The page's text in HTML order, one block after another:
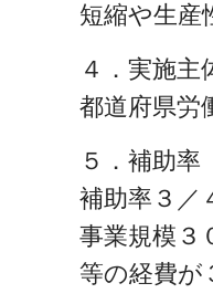
短縮や生産
４．実施主
都道府県労
５．補助率
補助率３／
事業規模３
等の経費が